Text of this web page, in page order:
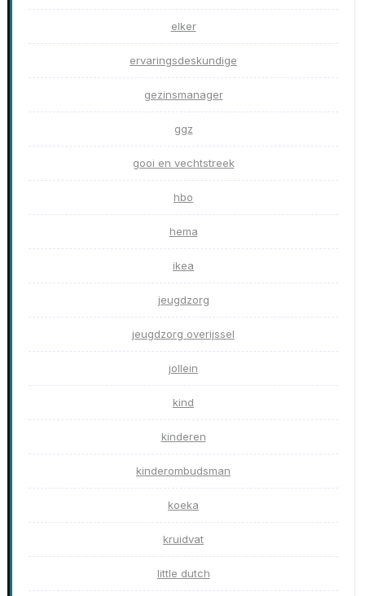
elker
ervaringsdeskundige
gezinsmanager
ggz
gooi en vechtstreek
hbo
hema
ikea
jeugdzorg
jeugdzorg overijssel
jollein
kind
kinderen
kinderombudsman
koeka
kruidvat
little dutch